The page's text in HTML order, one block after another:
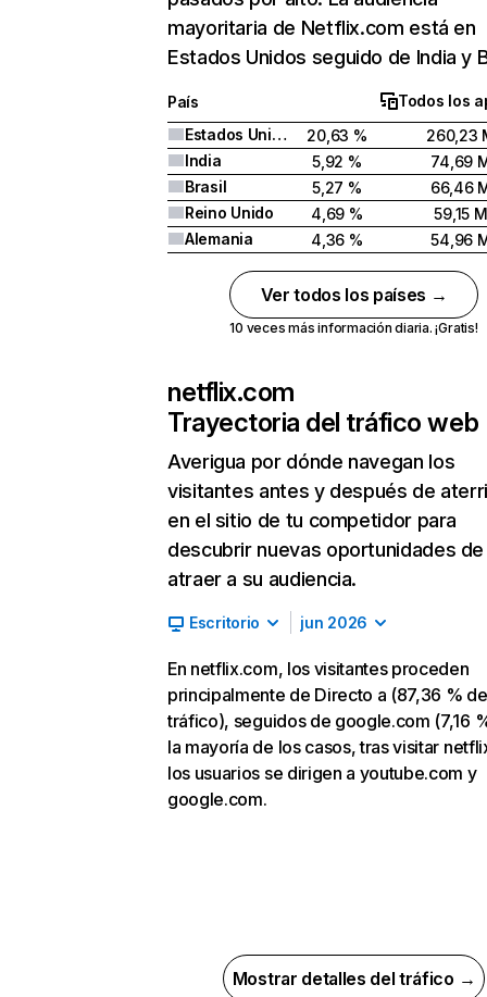
mayoritaria de Netflix.com está en
Estados Unidos seguido de India y
País
Todos los
Estados Unidos
20,63 %
260,23
India
5,92 %
74,69
Brasil
5,27 %
66,46
Reino Unido
4,69 %
59,15 M
Alemania
4,36 % 54,96
Ver todos los países →
10 veces más información diaria. ¡Gratis!
netflix.com
Trayectoria del tráfico web
Averigua por dónde navegan los
visitantes antes y después de
en el sitio de tu competidor para
descubrir nuevas oportunidades de
atraer a su audiencia.
Escritorio jun 2026
En netflix.com, los visitantes proceden
principalmente de Directo a (87,36 % de
tráfico), seguidos de google.com (7,16
la mayoría de los casos, tras visitar
los usuarios se dirigen a youtube.com y
google.com.
Mostrar detalles del tráfico →